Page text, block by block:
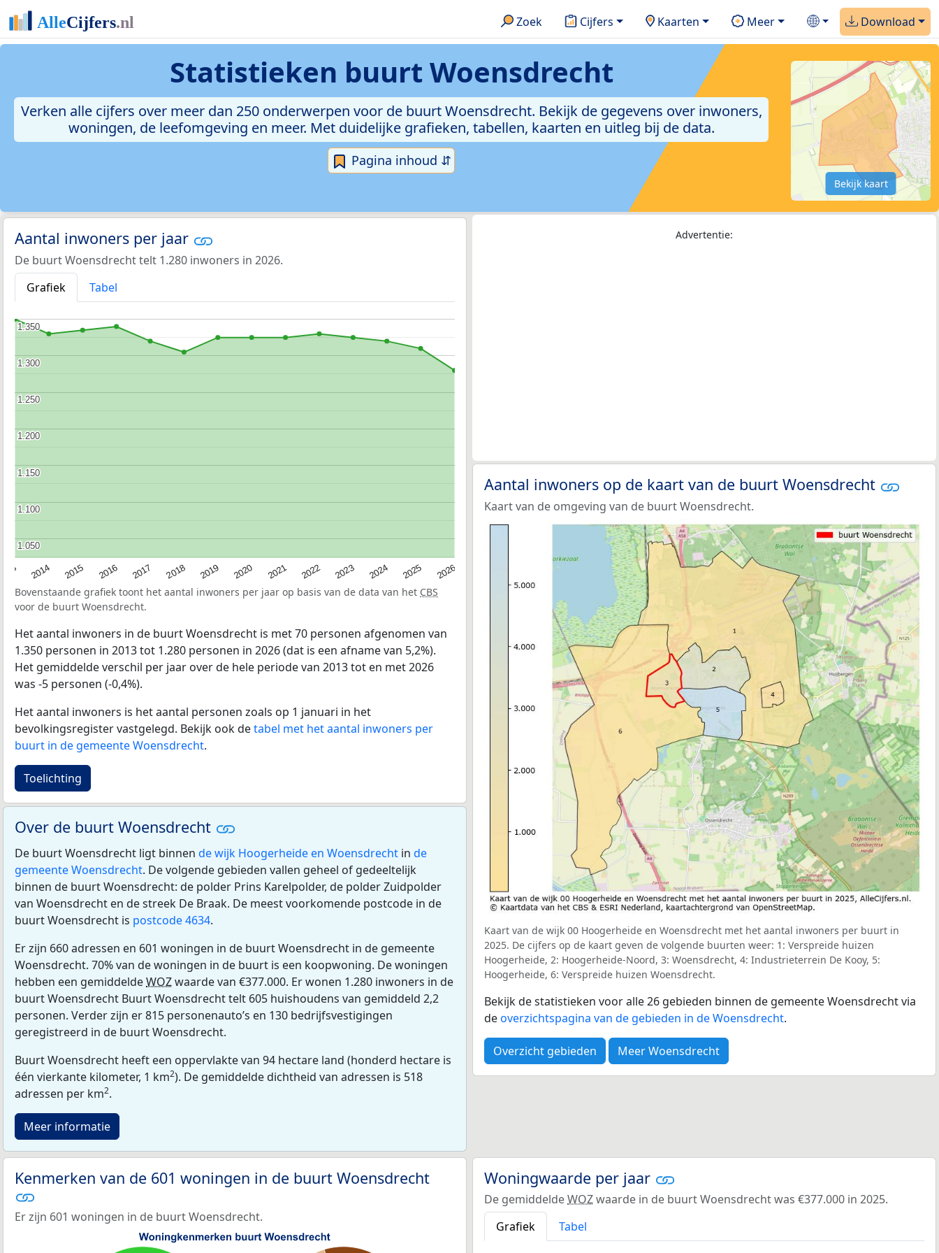
Zoek Cijfers Kaarten Meer Download
Statistieken buurt Woensdrecht
Verken alle cijfers over meer dan 250 onderwerpen voor de buurt Woensdrecht. Bekijk de gegevens over inwoners,
woningen, de leefomgeving en meer. Met duidelijke grafieken, tabellen, kaarten en uitleg bij de data.
Pagina inhoud ⇵
Bekijk kaart
Aantal inwoners per jaar
De buurt Woensdrecht telt 1.280 inwoners in 2026.
Grafiek
Tabel
2014 2015 2016 2017 2018 2019 2020 2021 2022 2023 2024 2025 2026
1.050
1.050
1.100
1.100
1.150
1.150
1.200
1.200
1.250
1.250
1.300
1.300
1.350
1.350
Bovenstaande grafiek toont het aantal inwoners per jaar op basis van de data van het CBS
voor de buurt Woensdrecht.
Het aantal inwoners in de buurt Woensdrecht is met 70 personen afgenomen van
1.350 personen in 2013 tot 1.280 personen in 2026 (dat is een afname van 5,2%).
Het gemiddelde verschil per jaar over de hele periode van 2013 tot en met 2026
was -5 personen (-0,4%).
Het aantal inwoners is het aantal personen zoals op 1 januari in het
bevolkingsregister vastgelegd. Bekijk ook detabel met het aantal inwoners per
buurt in de gemeente Woensdrecht.
Toelichting
Over de buurt Woensdrecht
De buurt Woensdrecht ligt binnen de wijk Hoogerheide en Woensdrecht in de
gemeente Woensdrecht. De volgende gebieden vallen geheel of gedeeltelijk
binnen de buurt Woensdrecht: de polder Prins Karelpolder, de polder Zuidpolder
van Woensdrecht en de streek De Braak. De meest voorkomende postcode in de
buurt Woensdrecht is postcode 4634.
Er zijn 660 adressen en 601 woningen in de buurt Woensdrecht in de gemeente
Woensdrecht. 70% van de woningen in de buurt is een koopwoning. De woningen
hebben een gemiddeldeWOZwaarde van €377.000. Er wonen 1.280 inwoners in de
buurt Woensdrecht Buurt Woensdrecht telt 605 huishoudens van gemiddeld 2,2
personen. Verder zijn er 815 personenauto’s en 130 bedrijfsvestigingen
geregistreerd in de buurt Woensdrecht.
Buurt Woensdrecht heeft een oppervlakte van 94 hectare land (honderd hectare is
één vierkante kilometer, 1 km2). De gemiddelde dichtheid van adressen is 518
adressen per km2.
Meer informatie
Advertentie:
Aantal inwoners op de kaart van de buurt Woensdrecht
Kaart van de omgeving van de buurt Woensdrecht.
Kaart van de wijk 00 Hoogerheide en Woensdrecht met het aantal inwoners per buurt in
2025. De cijfers op de kaart geven de volgende buurten weer: 1: Verspreide huizen
Hoogerheide, 2: Hoogerheide-Noord, 3: Woensdrecht, 4: Industrieterrein De Kooy, 5:
Hoogerheide, 6: Verspreide huizen Woensdrecht.
Bekijk de statistieken voor alle 26 gebieden binnen de gemeente Woensdrecht via
deoverzichtspagina van de gebieden in de Woensdrecht.
Overzicht gebieden Meer Woensdrecht
Kenmerken van de 601 woningen in de buurt Woensdrecht
Er zijn 601 woningen in de buurt Woensdrecht.
Woningwaarde per jaar
De gemiddeldeWOZwaarde in de buurt Woensdrecht was €377.000 in 2025.
Grafiek
Tabel